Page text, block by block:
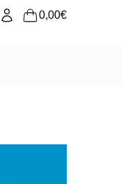
Shopping
0,00€